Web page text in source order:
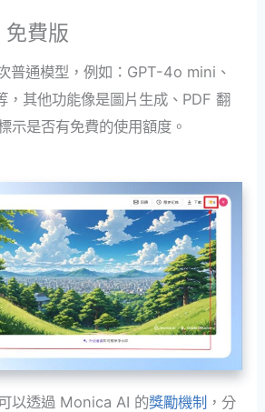
費版
普通模型，例如：GPT-4o mini、
其他功能像是圖片生成、PDF 翻
示是否有免費的使用額度。
以透過 Monica AI 的獎勵機制 ，分